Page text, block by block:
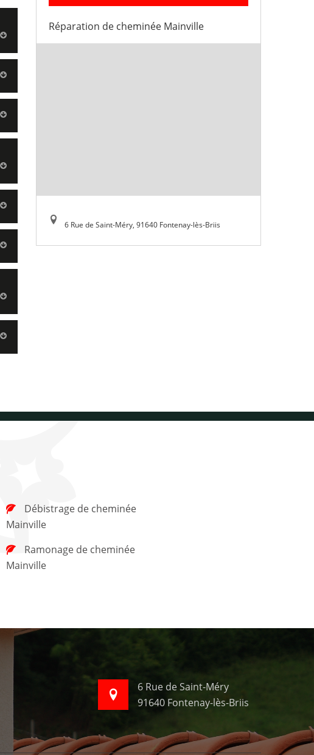
Réparation de cheminée Mainville
6 Rue de Saint-Méry, 91640 Fontenay-lès-Briis
Mainville
Mainville
6 Rue de Saint-Méry
91640 Fontenay-lès-Briis